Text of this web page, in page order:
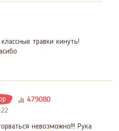
травки кинуть!
479080
невозможно!!! Рука